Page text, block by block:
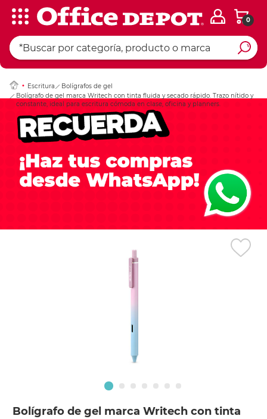
0
Escritura
Bolígrafos de gel
Bolígrafo de gel marca Writech con tinta fluida y secado rápido. Trazo nítido y
constante, ideal para escritura cómoda en clase, oficina y planners.
Bolígrafo de gel marca Writech con tinta
Ingresar Codigo